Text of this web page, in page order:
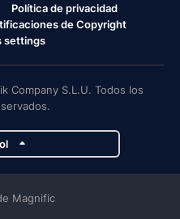
Política de privacidad
de Copyright
settings
Company S.L.U. Todos los
Magnific